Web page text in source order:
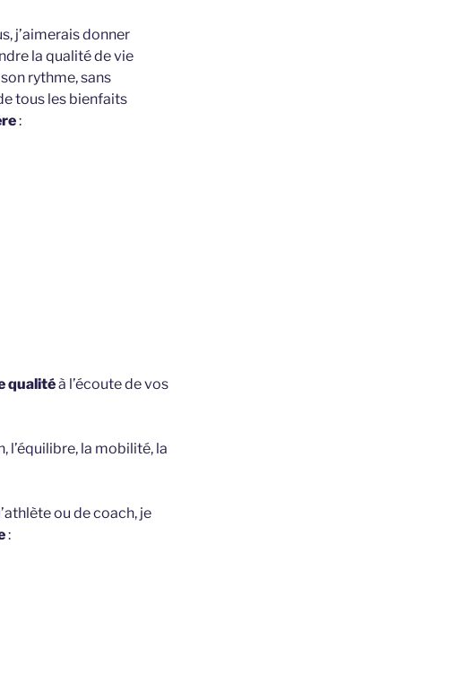
j’aimerais donner
la qualité de vie
rythme, sans
tous les bienfaits
:
qualitéà l’écoute de vos
l’équilibre, la mobilité, la
ou de coach, je
: